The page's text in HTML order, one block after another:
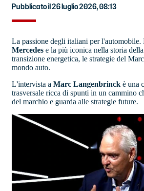
Pubblicato il 26 luglio 2026, 08:13
La passione degli italiani per
Mercedes e la più iconica nella storia
transizione energetica, le strategie del
mondo auto.
L'intervista a Marc Langenbrinck è una
trasversale ricca di spunti in un cammino
del marchio e guarda alle strategie future.